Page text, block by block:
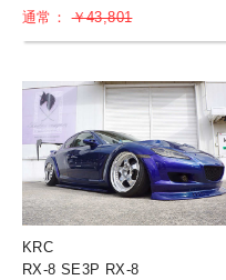
通常：￥43,801
KRC
RX-8 SE3P RX-8